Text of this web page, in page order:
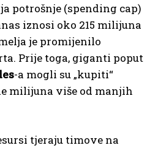
potrošnje (spending cap)
iznosi oko 215 milijuna
je promijenilo
Prije toga, giganti poput
-a mogli su „kupiti“
milijuna više od manjih
tjeraju timove na